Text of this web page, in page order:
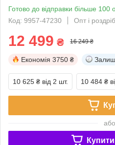
Готово до відправки більше 100
Код: 9957-47230
Опт і роздріб
12 499 ₴ 16 249 ₴
Економія 3750 ₴
10 625 ₴ від 2 шт. 10 484 ₴
або